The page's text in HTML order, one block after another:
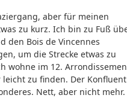
aber für meinen
zu kurz. Ich bin zu Fuß
den Bois de Vincennes
um die Strecke etwas zu
wohne im 12.
leicht zu finden. Der
Nett, aber nicht mehr.